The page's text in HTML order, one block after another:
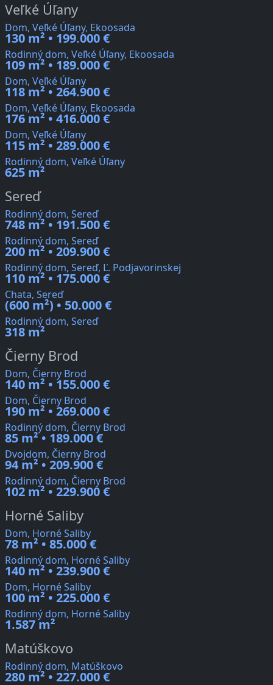
Veľké Úľany
Dom, Veľké Úľany, Ekoosada
130 m² • 199.000 €
Rodinný dom, Veľké Úľany, Ekoosada
109 m² • 189.000 €
Dom, Veľké Úľany
118 m² • 264.900 €
Dom, Veľké Úľany, Ekoosada
176 m² • 416.000 €
Dom, Veľké Úľany
115 m² • 289.000 €
Rodinný dom, Veľké Úľany
625 m²
Sereď
Rodinný dom, Sereď
748 m² • 191.500 €
Rodinný dom, Sereď
200 m² • 209.900 €
Rodinný dom, Sereď, Ľ. Podjavorinskej
110 m² • 175.000 €
Chata, Sereď
(600 m²) • 50.000 €
Rodinný dom, Sereď
318 m²
Čierny Brod
Dom, Čierny Brod
140 m² • 155.000 €
Dom, Čierny Brod
190 m² • 269.000 €
Rodinný dom, Čierny Brod
85 m² • 189.000 €
Dvojdom, Čierny Brod
94 m² • 209.900 €
Rodinný dom, Čierny Brod
102 m² • 229.900 €
Horné Saliby
Dom, Horné Saliby
78 m² • 85.000 €
Rodinný dom, Horné Saliby
140 m² • 239.900 €
Dom, Horné Saliby
100 m² • 225.000 €
Rodinný dom, Horné Saliby
1.587 m²
Matúškovo
Rodinný dom, Matúškovo
280 m² • 227.000 €